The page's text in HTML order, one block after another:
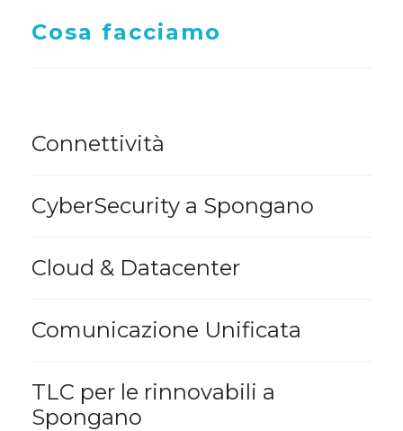
Cosa facciamo
Connettività
CyberSecurity a Spongano
Cloud & Datacenter
Comunicazione Unificata
TLC per le rinnovabili a
Spongano